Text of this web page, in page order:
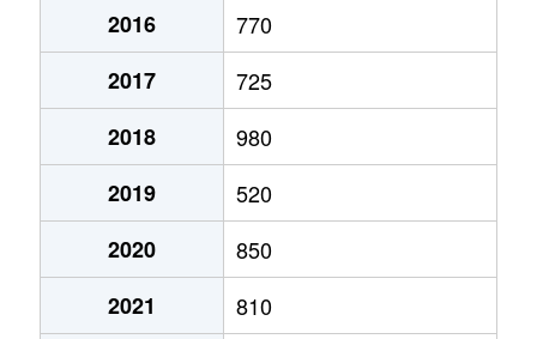
澄川２条
1,300万円
澄川３条
1,000万円
澄川４条
720万円
澄川４条
2,600万円
澄川４条
2,800万円
澄川４条
3,000万円
2016
770
2017
725
2018
980
2019
520
2020
850
2021
810